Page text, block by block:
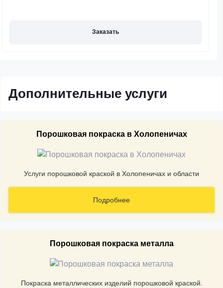
Заказать
Дополнительные услуги
Порошковая покраска в Холопеничах
Услуги порошковой краской в Холопеничах и области
Подробнее
Порошковая покраска металла
Покраска металлических изделий порошковой краской.